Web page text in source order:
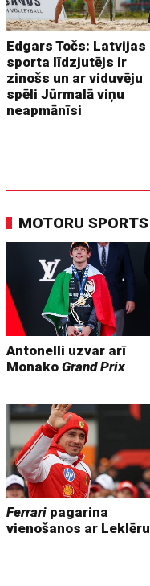
Edgars Točs: Latvijas
sporta līdzjutējs ir
zinošs un ar viduvēju
spēli Jūrmalā viņu
neapmānīsi
MOTORU SPORTS
Antonelli uzvar arī
MonakoGrand Prix
Ferrari pagarina
vienošanos ar Leklēru